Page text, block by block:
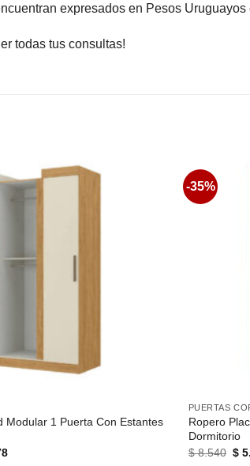
expresados en Pesos
todas tus consultas!
Modular 1 Puerta Con Estantes
El
-35%
PUERTAS
Ropero
Dormitorio
$8.540 El
$